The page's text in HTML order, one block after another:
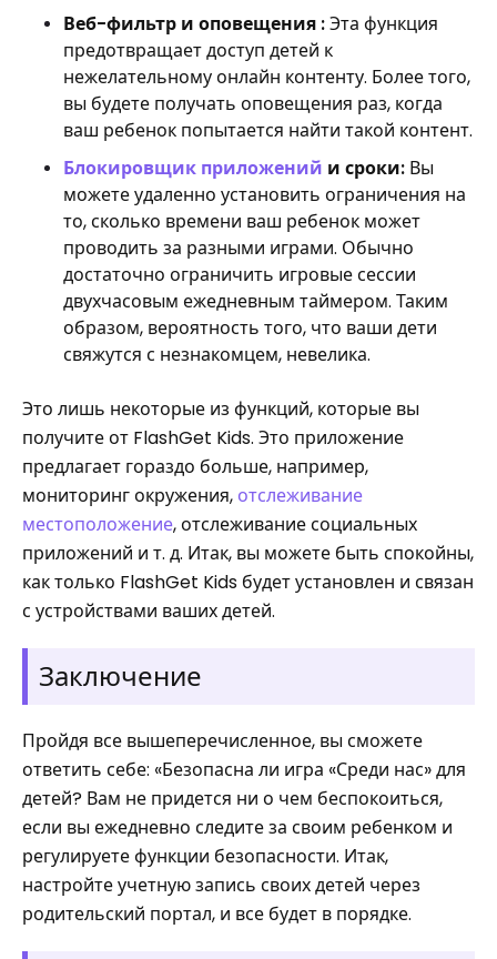
Веб-фильтр и оповещения :Эта функция
предотвращает доступ детей к
нежелательному онлайн контенту. Более того,
вы будете получать оповещения раз, когда
ваш ребенок попытается найти такой контент.
Блокировщик приложений и сроки: Вы
можете удаленно установить ограничения на
то, сколько времени ваш ребенок может
проводить за разными играми. Обычно
достаточно ограничить игровые сессии
двухчасовым ежедневным таймером. Таким
образом, вероятность того, что ваши дети
свяжутся с незнакомцем, невелика.
Это лишь некоторые из функций, которые вы
получите от FlashGet Kids. Это приложение
предлагает гораздо больше, например,
мониторинг окружения, отслеживание
местоположение, отслеживание социальных
приложений и т. д. Итак, вы можете быть спокойны,
как только FlashGet Kids будет установлен и связан
с устройствами ваших детей.
Заключение
Пройдя все вышеперечисленное, вы сможете
ответить себе: «Безопасна ли игра «Среди нас» для
детей? Вам не придется ни о чем беспокоиться,
если вы ежедневно следите за своим ребенком и
регулируете функции безопасности. Итак,
настройте учетную запись своих детей через
родительский портал, и все будет в порядке.